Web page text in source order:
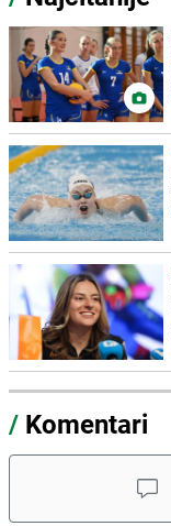
/ Komentari